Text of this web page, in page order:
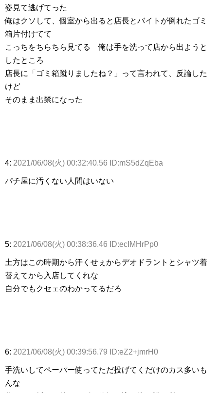
姿見て逃げてった
俺はクソして、個室から出ると店長とバイトが倒れたゴミ
箱片付けてて
こっちをちらちら見てる 俺は手を洗って店から出ようと
したところ
店長に「ゴミ箱蹴りましたね？」って言われて、反論した
けど
そのまま出禁になった
4: 2021/06/08(火) 00:32:40.56 ID:mS5dZqEba
パチ屋に汚くない人間はいない
5: 2021/06/08(火) 00:38:36.46 ID:ecIMHrPp0
土方はこの時期から汗くせぇからデオドラントとシャツ着
替えてから入店してくれな
自分でもクセェのわかってるだろ
6: 2021/06/08(火) 00:39:56.79 ID:eZ2+jmrH0
手洗いしてペーパー使ってただ投げてくだけのカス多いも
んな